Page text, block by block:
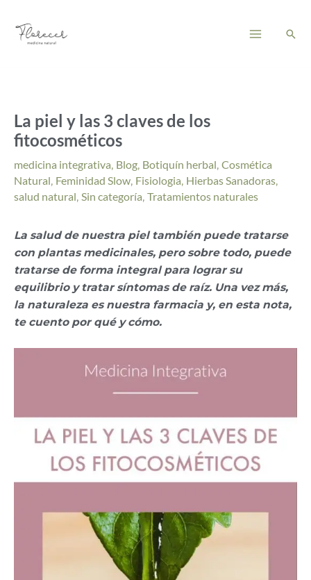
contenido
Menu
La piel y las 3 claves de los
fitocosméticos
medicina integrativa, Blog, Botiquín herbal, Cosmética
Natural, Feminidad Slow, Fisiologia, Hierbas Sanadoras,
salud natural, Sin categoría, Tratamientos naturales
La salud de nuestra piel también puede tratarse
con plantas medicinales, pero sobre todo, puede
tratarse de forma integral para lograr su
equilibrio y tratar síntomas de raíz. Una vez más,
la naturaleza es nuestra farmacia y, en esta nota,
te cuento por qué y cómo.